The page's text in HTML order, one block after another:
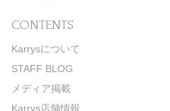
CONTENTS
Karrysについて
STAFF BLOG
メディア掲載
Karrys店舗情報